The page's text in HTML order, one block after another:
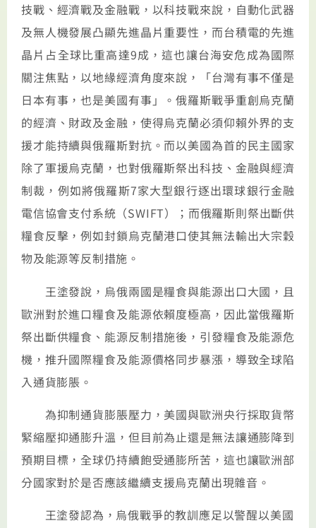
技戰、經濟戰及金融戰，以科技戰來說，自動化武器
及無人機發展凸顯先進晶片重要性，而台積電的先進
晶片占全球比重高達9成，這也讓台海安危成為國際
關注焦點，以地緣經濟角度來說，「台灣有事不僅是
日本有事，也是美國有事」。俄羅斯戰爭重創烏克蘭
的經濟、財政及金融，使得烏克蘭必須仰賴外界的支
援才能持續與俄羅斯對抗。而以美國為首的民主國家
除了軍援烏克蘭，也對俄羅斯祭出科技、金融與經濟
制裁，例如將俄羅斯7家大型銀行逐出環球銀行金融
電信協會支付系統（SWIFT）；而俄羅斯則祭出斷供
糧食反擊，例如封鎖烏克蘭港口使其無法輸出大宗穀
物及能源等反制措施。
王塗發說，烏俄兩國是糧食與能源出口大國，且
歐洲對於進口糧食及能源依賴度極高，因此當俄羅斯
祭出斷供糧食、能源反制措施後，引發糧食及能源危
機，推升國際糧食及能源價格同步暴漲，導致全球陷
入通貨膨脹。
為抑制通貨膨脹壓力，美國與歐洲央行採取貨幣
緊縮壓抑通膨升溫，但目前為止還是無法讓通膨降到
預期目標，全球仍持續飽受通膨所苦，這也讓歐洲部
分國家對於是否應該繼續支援烏克蘭出現雜音。
王塗發認為，烏俄戰爭的教訓應足以警醒以美國